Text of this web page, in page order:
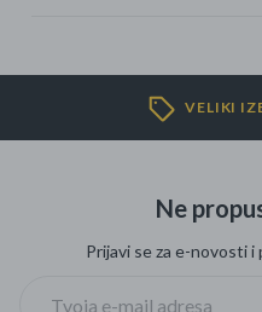
VELIKI
Ne
Prijavi se za e-novosti